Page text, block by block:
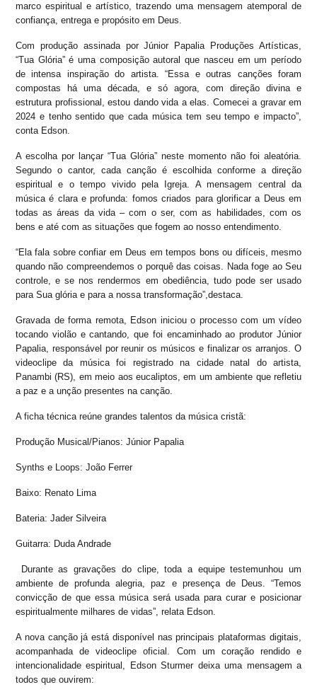
marco espiritual e artístico, trazendo uma mensagem atemporal de
confiança, entrega e propósito em Deus.
Com produção assinada por Júnior Papalia Produções Artísticas,
“Tua Glória” é uma composição autoral que nasceu em um período
de intensa inspiração do artista. “Essa e outras canções foram
compostas há uma década, e só agora, com direção divina e
estrutura profissional, estou dando vida a elas. Comecei a gravar em
2024 e tenho sentido que cada música tem seu tempo e impacto”,
conta Edson.
A escolha por lançar “Tua Glória” neste momento não foi aleatória.
Segundo o cantor, cada canção é escolhida conforme a direção
espiritual e o tempo vivido pela Igreja. A mensagem central da
música é clara e profunda: fomos criados para glorificar a Deus em
todas as áreas da vida – com o ser, com as habilidades, com os
bens e até com as situações que fogem ao nosso entendimento.
“Ela fala sobre confiar em Deus em tempos bons ou difíceis, mesmo
quando não compreendemos o porquê das coisas. Nada foge ao Seu
controle, e se nos rendermos em obediência, tudo pode ser usado
para Sua glória e para a nossa transformação”,destaca.
Gravada de forma remota, Edson iniciou o processo com um vídeo
tocando violão e cantando, que foi encaminhado ao produtor Júnior
Papalia, responsável por reunir os músicos e finalizar os arranjos. O
videoclipe da música foi registrado na cidade natal do artista,
Panambi (RS), em meio aos eucaliptos, em um ambiente que refletiu
a paz e a unção presentes na canção.
A ficha técnica reúne grandes talentos da música cristã:
Produção Musical/Pianos: Júnior Papalia
Synths e Loops: João Ferrer
Baixo: Renato Lima
Bateria: Jader Silveira
Guitarra: Duda Andrade
Durante as gravações do clipe, toda a equipe testemunhou um
ambiente de profunda alegria, paz e presença de Deus. “Temos
convicção de que essa música será usada para curar e posicionar
espiritualmente milhares de vidas”, relata Edson.
A nova canção já está disponível nas principais plataformas digitais,
acompanhada de videoclipe oficial. Com um coração rendido e
intencionalidade espiritual, Edson Sturmer deixa uma mensagem a
todos que ouvirem: